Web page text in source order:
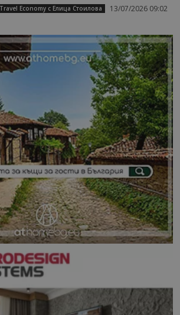
Economy с Елица Стоилова 13/07/2026 09:02